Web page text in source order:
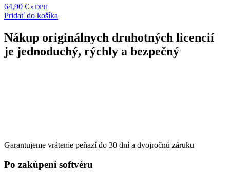
64,90 € s DPH
Pridať do košíka
Nákup originálnych druhotných licencií
je jednoduchý, rýchly a bezpečný
Garantujeme vrátenie peňazí do 30 dní a dvojročnú záruku
Po zakúpení softvéru